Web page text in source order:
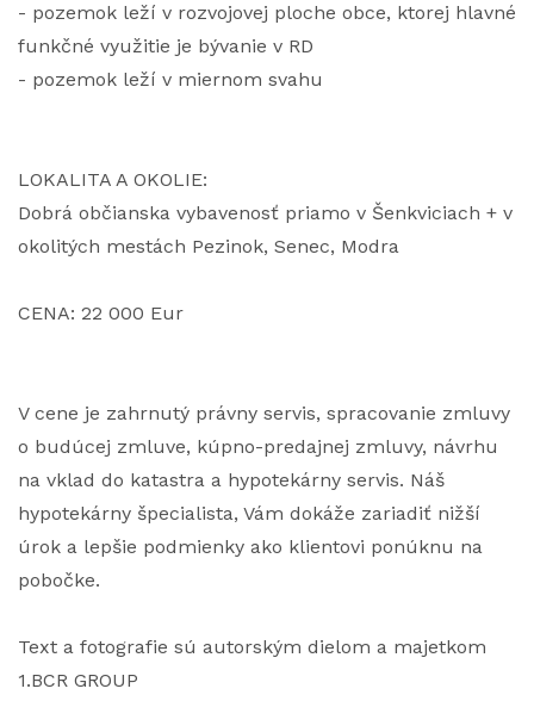
- pozemok leží v rozvojovej ploche obce, ktorej hlavné
funkčné využitie je bývanie v RD
- pozemok leží v miernom svahu
LOKALITA A OKOLIE:
Dobrá občianska vybavenosť priamo v Šenkviciach + v
okolitých mestách Pezinok, Senec, Modra
CENA: 22 000 Eur
V cene je zahrnutý právny servis, spracovanie zmluvy
o budúcej zmluve, kúpno-predajnej zmluvy, návrhu
na vklad do katastra a hypotekárny servis. Náš
hypotekárny špecialista, Vám dokáže zariadiť nižší
úrok a lepšie podmienky ako klientovi ponúknu na
pobočke.
Text a fotografie sú autorským dielom a majetkom
1.BCR GROUP